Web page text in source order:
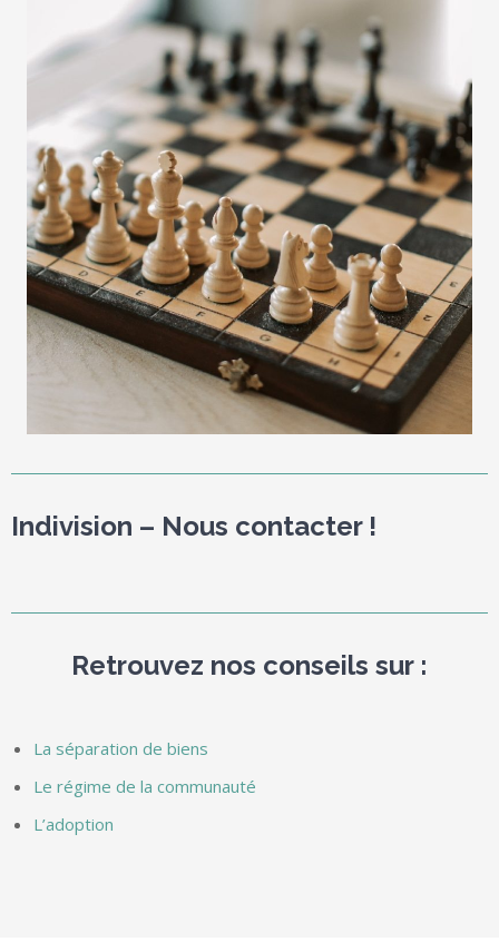
Indivision – Nous contacter !
Retrouvez nos conseils sur :
La séparation de biens
Le régime de la communauté
L’adoption